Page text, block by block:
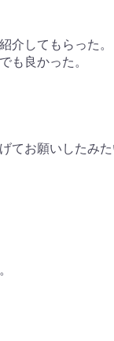
介してもらった。
も良かった。
てお願いしたみ